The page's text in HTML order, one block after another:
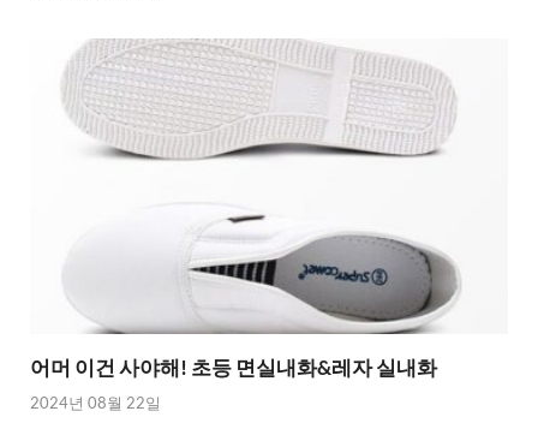
어머 이건 사야해! 초등 면실내화&레자 실내화
2024년 08월 22일